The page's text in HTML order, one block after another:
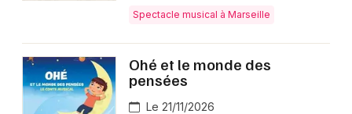
Spectacle musical à Marseille
Ohé et le monde des
pensées
Le 21/11/2026